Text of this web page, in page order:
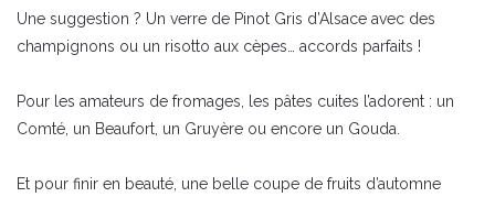
Une suggestion ? Un verre de Pinot Gris d’Alsace avec des
champignons ou un risotto aux cèpes… accords parfaits !
Pour les amateurs de fromages, les pâtes cuites l’adorent : un
Comté, un Beaufort, un Gruyère ou encore un Gouda.
Et pour finir en beauté, une belle coupe de fruits d’automne